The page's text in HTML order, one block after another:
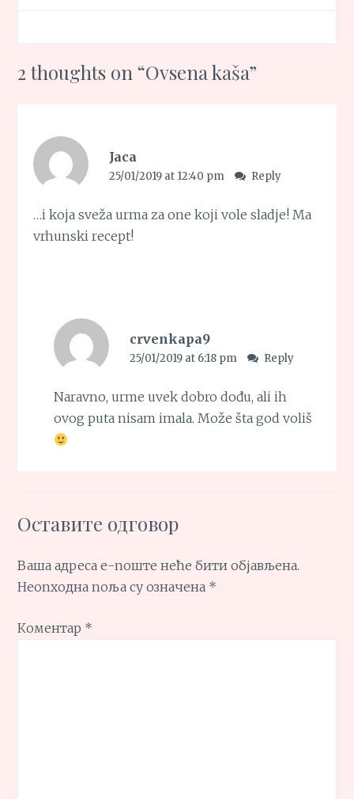
2 thoughts on “Ovsena kaša”
Jaca
25/01/2019 at 12:40 pm Reply
…i koja sveža urma za one koji vole sladje! Ma
vrhunski recept!
crvenkapa9
25/01/2019 at 6:18 pm Reply
Naravno, urme uvek dobro dođu, ali ih
ovog puta nisam imala. Može šta god voliš
Оставите одговор
Ваша адреса е-поште неће бити објављена.
Неопходна поља су означена *
Коментар *